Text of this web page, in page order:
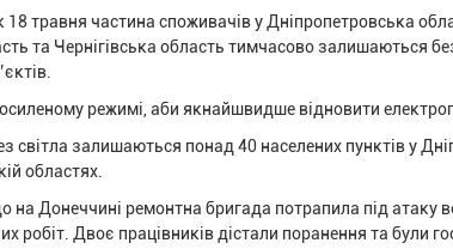
18 травня частина споживачів у Дніпропетровська
та Чернігівська область тимчасово залишаються
режимі, аби якнайшвидше відновити
світла залишаються понад 40 населених пунктів у
областях.
на Донеччині ремонтна бригада потрапила під атаку
робіт. Двоє працівників дістали поранення та були